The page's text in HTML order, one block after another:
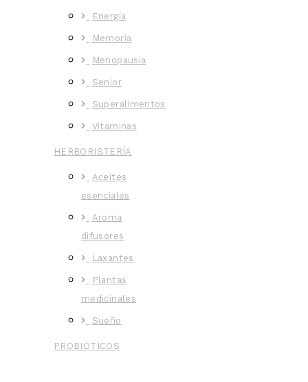
Energía
Memoria
Menopausia
Senior
Superalimentos
Vitaminas
HERBORISTERÍA
Aceites
esenciales
Aroma
difusores
Laxantes
Plantas
medicinales
Sueño
PROBIÓTICOS